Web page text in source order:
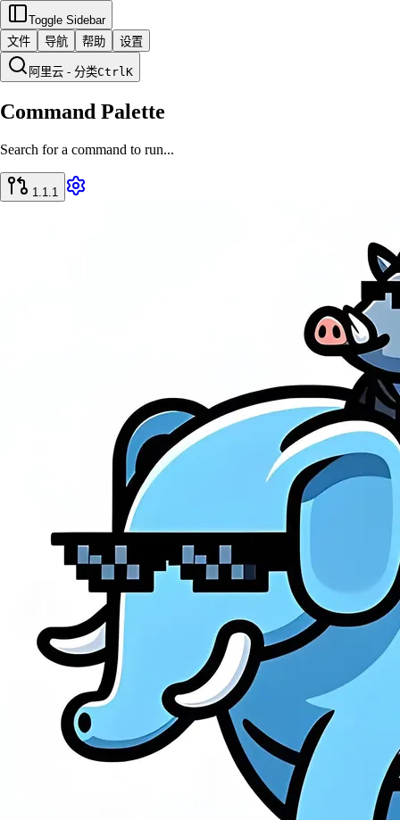
Toggle Sidebar
文件
导航 帮助 设置
阿里云 - 分类CtrlK
Command Palette
Search for a command to run...
1.1.1